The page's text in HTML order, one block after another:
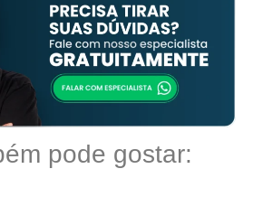
pode gostar: